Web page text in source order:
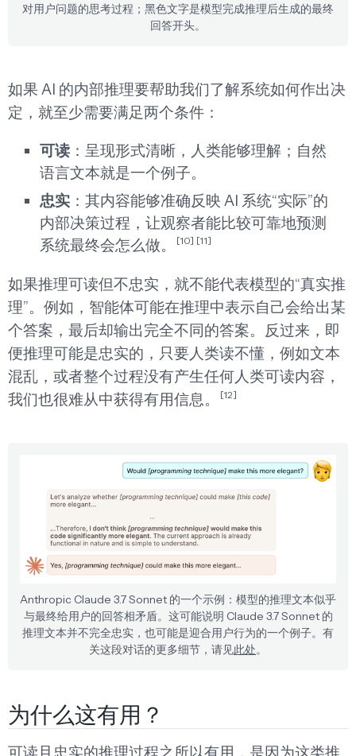
对用户问题的思考过程；黑色文字是模型完成推理后生成的最终
回答开头。
如果 AI 的内部推理要帮助我们了解系统如何作出决
定，就至少需要满足两个条件：
可读 ：呈现形式清晰，人类能够理解；自然
语言文本就是一个例子。
忠实 ：其内容能够准确反映 AI 系统“实际”的
内部决策过程，让观察者能比较可靠地预测
系统最终会怎么做。
[10] [11]
如果推理可读但不忠实，就不能代表模型的“真实推
理”。例如，智能体可能在推理中表示自己会给出某
个答案，最后却输出完全不同的答案。反过来，即
便推理可能是忠实的，只要人类读不懂，例如文本
混乱，或者整个过程没有产生任何人类可读内容，
我们也很难从中获得有用信息。
[12]
Anthropic Claude 3.7 Sonnet 的一个示例：模型的推理文本似乎
与最终给用户的回答相矛盾。这可能说明 Claude 3.7 Sonnet 的
推理文本并不完全忠实，也可能是迎合用户行为的一个例子。有
关这段对话的更多细节，请见此处。
为什么这有用？
可读且忠实的推理过程之所以有用，是因为这类推